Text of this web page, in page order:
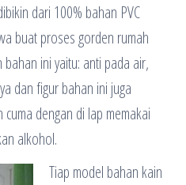
dari 100% bahan PVC
buat proses gorden rumah
ini yaitu: anti pada air,
dan figur bahan ini juga
dengan di lap memakai
alkohol.
Tiap model bahan kain